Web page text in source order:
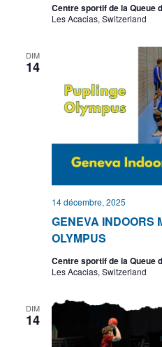
Centre sportif de la Queue
Les Acacias, Switzerland
DIM
14
GENEVA INDOORS
OLYMPUS
14 décembre, 2025
Centre sportif de la Queue
Les Acacias, Switzerland
DIM
14